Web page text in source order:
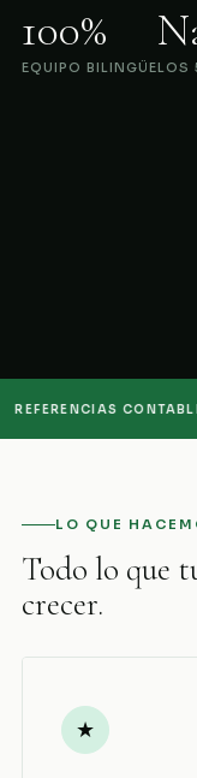
100%
EQUIPO BILINGÜELOS
CONTABLES
LO QUE
Todo lo que
crecer.
★